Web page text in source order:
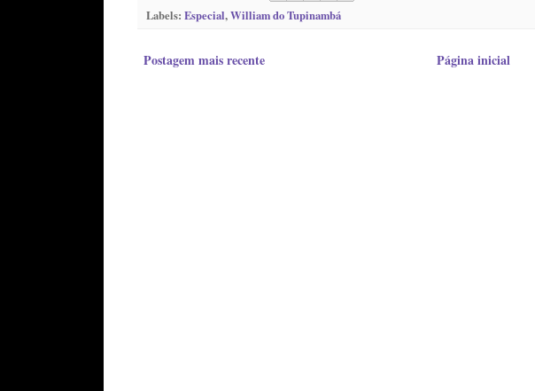
Labels: Especial,William do Tupinambá
Postagem mais recente Página inicial